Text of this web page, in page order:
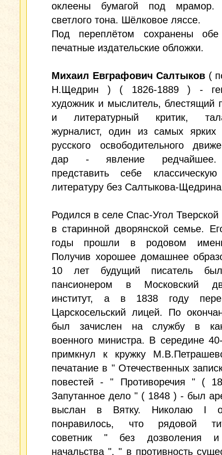
оклеены бумагой под мрамор.
светлого тона. Шёлковое ляссе.
Под переплётом сохранены обе
печатные издательские обложки.
Михаил Евграфович Салтыков (
Н.Щедрин ) ( 1826-1889 ) -
художник и мыслитель, блестящий
и литературный критик,
журналист, один из самых ярких
русского освободительного
дар - явление редчайшее.
представить себе
литературу без Салтыкова-
Родился в селе Спас-Угол Тверской
в старинной дворянской семье.
годы прошли в родовом
Получив хорошее домашнее
10 лет будущий писатель
пансионером в Московский
институт, а в 1838 году
Царскосельский лицей. По
был зачислен на службу в
военного министра. В середине
примкнул к кружку
печатание в " Отечественных
повестей - " Противоречия " (
Запутанное дело " ( 1848 ) - был
выслан в Вятку. Николаю I
понравилось, что рядовой
советник " без дозволения
начальства ", " в противность